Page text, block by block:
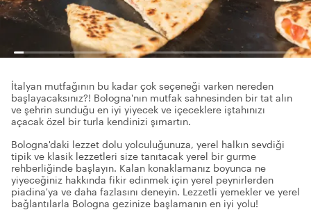
İtalyan mutfağının bu kadar çok seçeneği varken nereden
başlayacaksınız?! Bologna'nın mutfak sahnesinden bir tat alın
ve şehrin sunduğu en iyi yiyecek ve içeceklere iştahınızı
açacak özel bir turla kendinizi şımartın.
Bologna'daki lezzet dolu yolculuğunuza, yerel halkın sevdiği
tipik ve klasik lezzetleri size tanıtacak yerel bir gurme
rehberliğinde başlayın. Kalan konaklamanız boyunca ne
yiyeceğiniz hakkında fikir edinmek için yerel peynirlerden
piadina'ya ve daha fazlasını deneyin. Lezzetli yemekler ve yerel
bağlantılarla Bologna gezinize başlamanın en iyi yolu!